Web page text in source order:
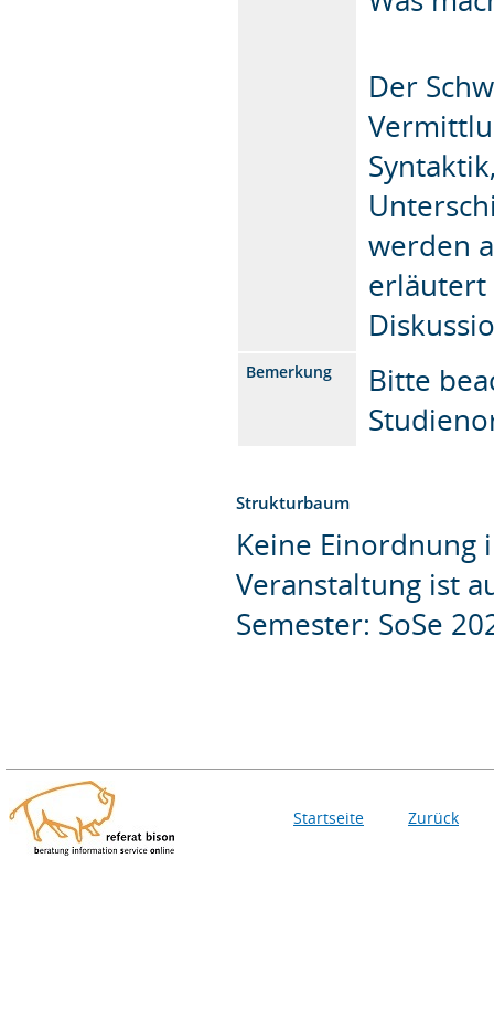
Der
werden
erläutert
Bemerkung
Bitte
Strukturbaum
Keine Einordnung
Veranstaltung ist
Semester: SoSe
Startseite Zurück